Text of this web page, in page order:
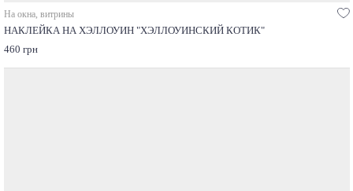
На окна, витрины
НАКЛЕЙКА НА ХЭЛЛОУИН "ХЭЛЛОУИНСКИЙ КОТИК"
460 грн